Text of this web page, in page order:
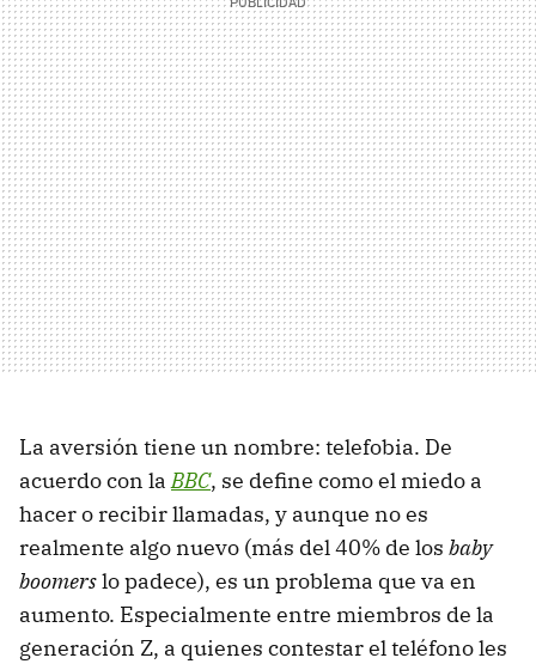
La aversión tiene un nombre: telefobia. De
acuerdo con laBBC, se define como el miedo a
hacer o recibir llamadas, y aunque no es
realmente algo nuevo (más del 40% de los baby
boomerslo padece), es un problema que va en
aumento. Especialmente entre miembros de la
generación Z, a quienes contestar el teléfono les